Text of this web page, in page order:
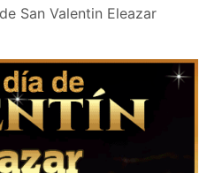
San Valentin Eleazar